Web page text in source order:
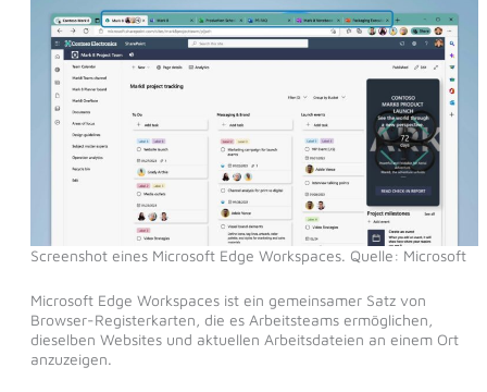
Screenshot eines Microsoft Edge Workspaces. Quelle: Microsoft
Microsoft Edge Workspaces ist ein gemeinsamer Satz von
Browser-Registerkarten, die es Arbeitsteams ermöglichen,
dieselben Websites und aktuellen Arbeitsdateien an einem Ort
anzuzeigen.